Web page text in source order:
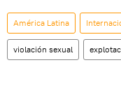
América Latina
violación sexual